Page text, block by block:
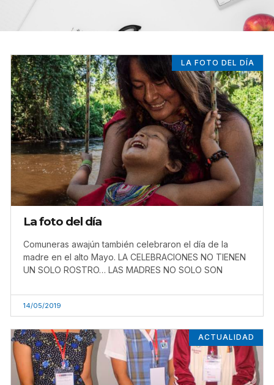
LA FOTO DEL DÍA
La foto del día
Comuneras awajún también celebraron el día de la
madre en el alto Mayo. LA CELEBRACIONES NO TIENEN
UN SOLO ROSTRO… LAS MADRES NO SOLO SON
14/05/2019
ACTUALIDAD